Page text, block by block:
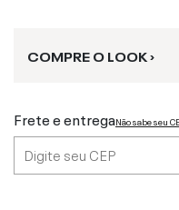
COMPRE O LOOK ›
Frete e entregaNão sabe seu